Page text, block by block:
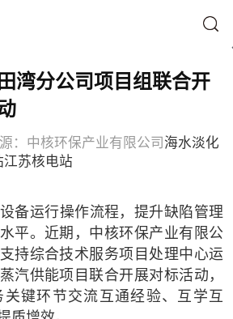
湾分公司项目组联合开
：中核环保产业有限公司 海水淡化
江苏核电站
备运行操作流程，提升缺陷管理
平。近期，中核环保产业有限公
持综合技术服务项目处理中心运
汽供能项目联合开展对标活动，
键环节交流互通经验、互学互